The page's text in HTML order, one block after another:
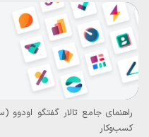
راهنمای جامع تالار گفتگو اودوو
کسب‌وکار